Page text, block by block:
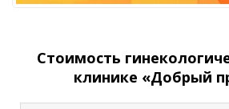
Стоимость
клинике «Добрый